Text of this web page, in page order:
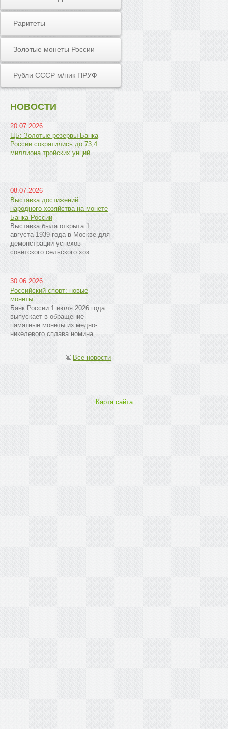
Раритеты
Золотые монеты России
Рубли СССР м/ник ПРУФ
НОВОСТИ
20.07.2026
ЦБ: Золотые резервы Банка
России сократились до 73,4
миллиона тройских унций
08.07.2026
Выставка достижений
народного хозяйства на монете
Банка России
Выставка была открыта 1
августа 1939 года в Москве для
демонстрации успехов
советского сельского хоз ...
30.06.2026
Российский спорт: новые
монеты
Банк России 1 июля 2026 года
выпускает в обращение
памятные монеты из медно-
никелевого сплава номина ...
Все новости
Карта сайта